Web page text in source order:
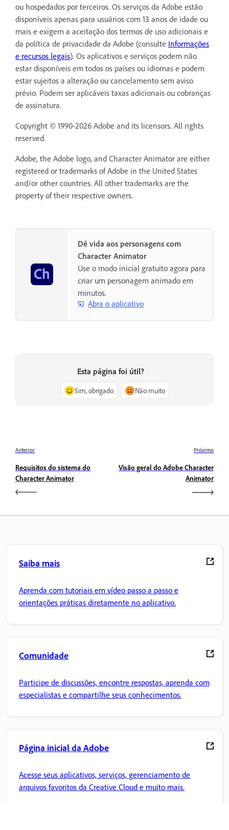
ou hospedados por terceiros. Os serviços da Adobe estão
disponíveis apenas para usuários com 13 anos de idade ou
mais e exigem a aceitação dos termos de uso adicionais e
da política de privacidade da Adobe (consulte Informações
e recursos legais). Os aplicativos e serviços podem não
estar disponíveis em todos os países ou idiomas e podem
estar sujeitos a alteração ou cancelamento sem aviso
prévio. Podem ser aplicáveis taxas adicionais ou cobranças
de assinatura.
Copyright © 1990-2026 Adobe and its licensors. All rights
reserved.
Adobe, the Adobe logo, and Character Animator are either
registered or trademarks of Adobe in the United States
and/or other countries. All other trademarks are the
property of their respective owners.
Dê vida aos personagens com
Character Animator
Use o modo inicial gratuito agora para
criar um personagem animado em
minutos.
Abra o aplicativo
Esta página foi útil?
Sim, obrigado Não muito
Anterior
Requisitos do sistema do
Character Animator
Próximo
Visão geral do Adobe Character
Animator
Saiba mais
Aprenda com tutoriais em vídeo passo a passo e
orientações práticas diretamente no aplicativo.
Comunidade
Participe de discussões, encontre respostas, aprenda com
especialistas e compartilhe seus conhecimentos.
Página inicial da Adobe
Acesse seus aplicativos, serviços, gerenciamento de
arquivos favoritos da Creative Cloud e muito mais.